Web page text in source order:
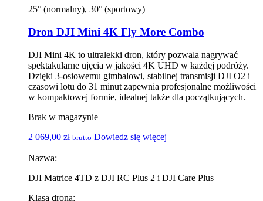
25° (normalny), 30° (sportowy)
Dron DJI Mini 4K Fly More Combo
DJI Mini 4K to ultralekki dron, który pozwala nagrywać
spektakularne ujęcia w jakości 4K UHD w każdej podróży.
Dzięki 3-osiowemu gimbalowi, stabilnej transmisji DJI O2 i
czasowi lotu do 31 minut zapewnia profesjonalne możliwości
w kompaktowej formie, idealnej także dla początkujących.
Brak w magazynie
2 069,00 zł brutto Dowiedz się więcej
Nazwa:
DJI Matrice 4TD z DJI RC Plus 2 i DJI Care Plus
Klasa drona: